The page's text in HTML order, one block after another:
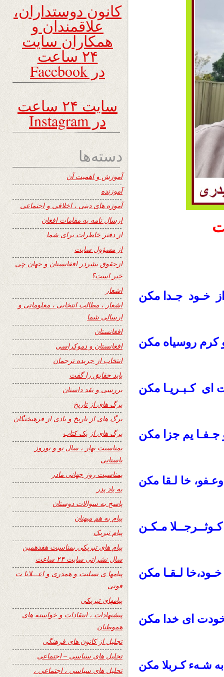
خـود جـدا مکن
روسیاه مکن
ای کـبـریـا مکن
جـفـا یم جزا مکن
وعـفو، خا لـقا مکن
مـکـن
لـقـا مکن
ای خدا مکن
شـهء کـربلا مکن
کانون دوستداران،
علاقمندان و
همکاران سایت
۲۴ ساعت
در Facebook
سایت ۲۴ ساعت
در Instagram
دسته‌ها
آموزش و اهمیت آن
آموزنده
آموزه های دینی ، اخلاقی و اجتماعی
ارسال نامه به مقامات افغان
از دفتر خاطرات برای شما
از مسؤول سایت
ازحقوق بشردر افغانستان و جهان چی
خبر است؟
اشعار
اشعار ، مطالب انتخابی ، معلوماتی و
ارسالی شما
افغانستان
افغانستان و دموکراسی
انتخاب از جریده ترجمان
باید حقایق را گفت
بررسی و نقد داستان
برگ های از تاریخ
برگ های از تاریخ و یادی از فرهیختگان
برگ های از یک کتاب
بمناسبت بهار ، سال نو و نوروز
باستانی
بمناسبت روز جهانی مادر
به یاد پدر
پاسخ به سوالات دوستان
پیام به هم میهنان
پیام تبریک
پیام های تبریکی بمناسبت هفدهمین
سال نشراتی سایت ۲۴ ساعت
پیامها ی تسلیت و همدری و اعـــلانا ت
فوتی
پیامهای تبریکی
پیشنهادات ، انتقادات و خواسته های
هموطنان
تجلیل از کانون های فرهنگی
تحلیل های سیاسی – اجتماعی
تحلیل های سیاسی ، اجتماعی ،